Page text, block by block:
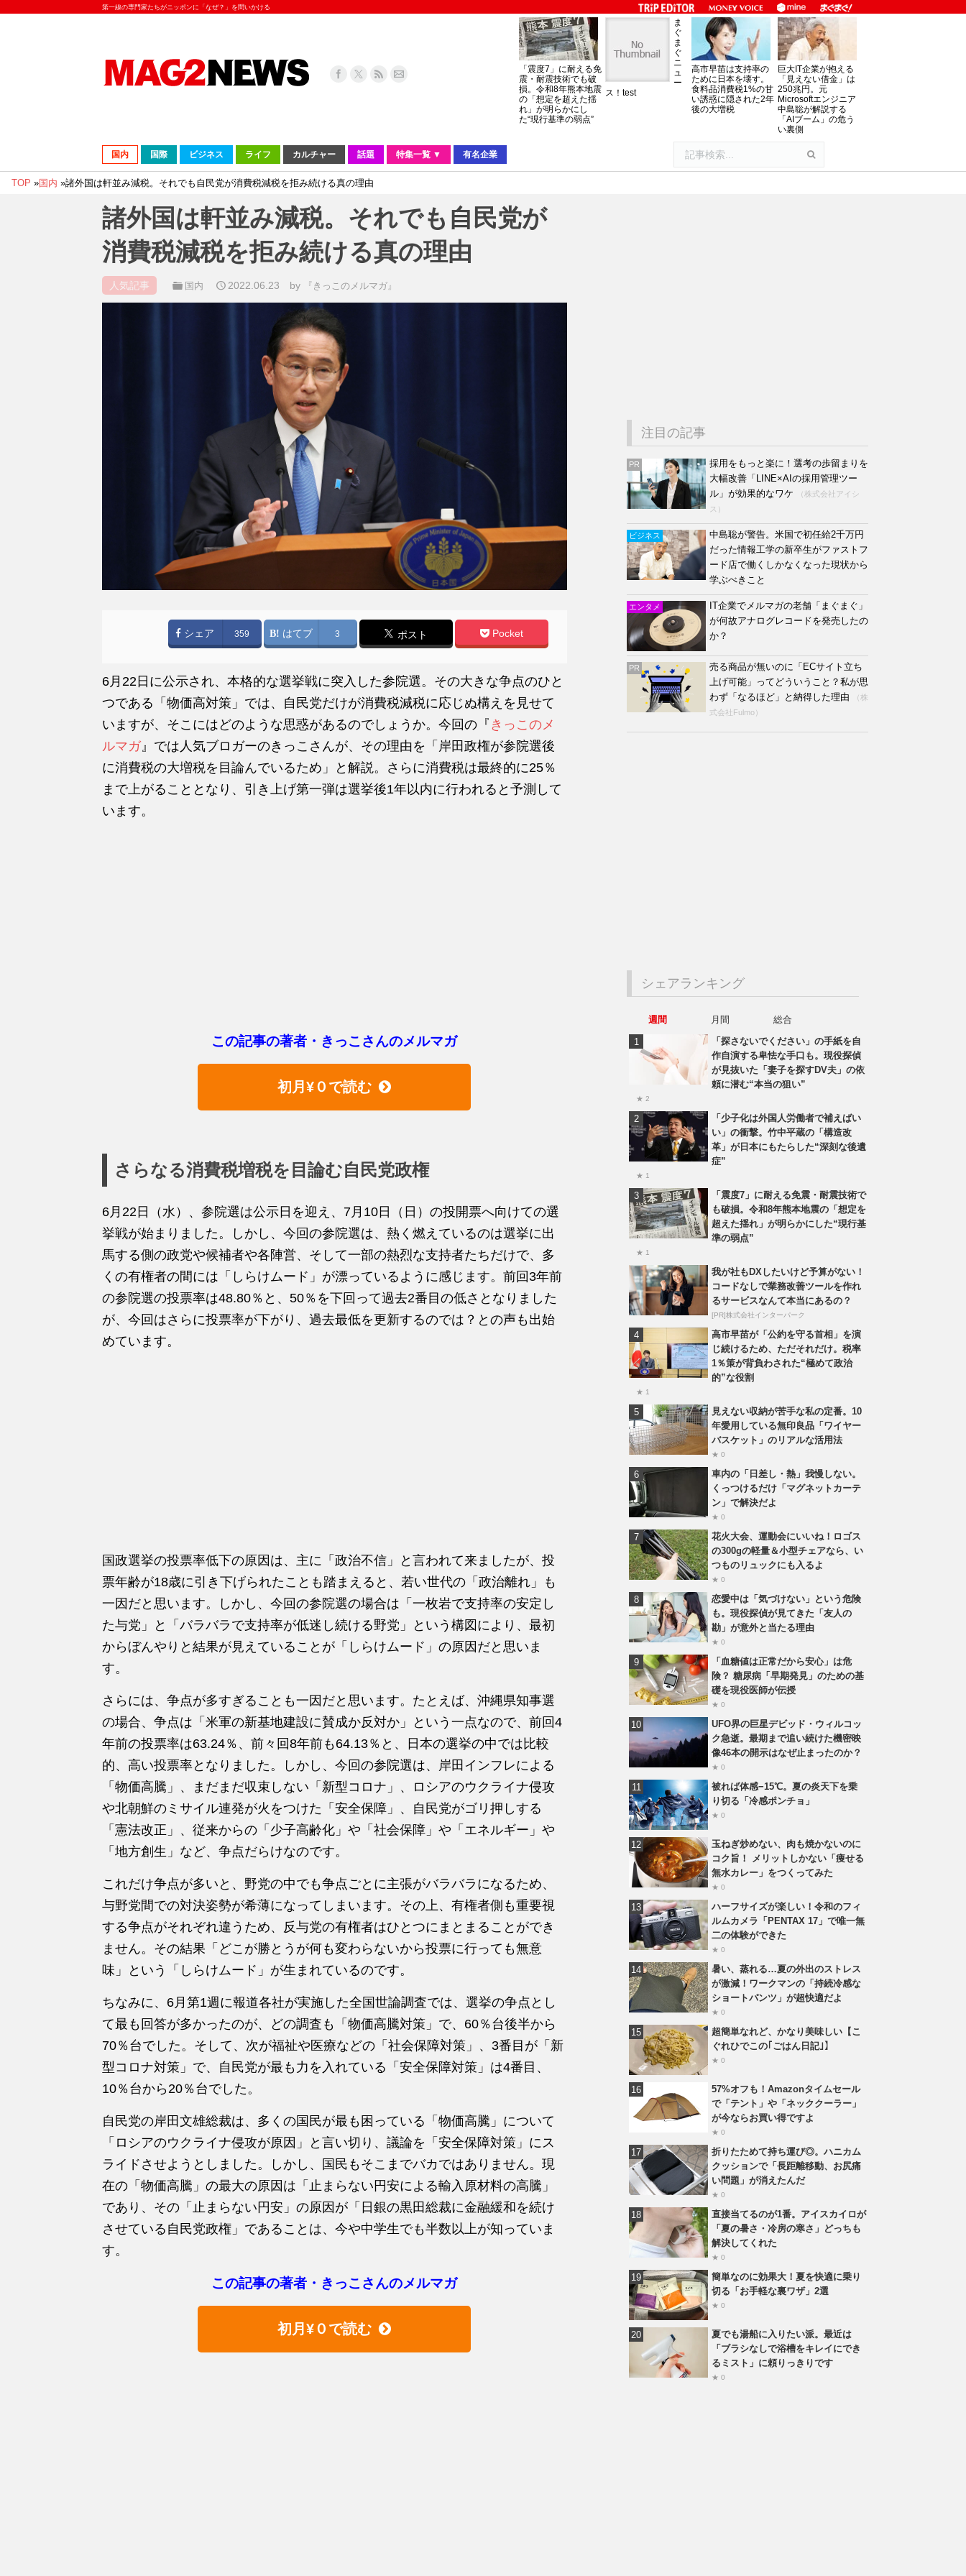
第一線の専門家たちがニッポンに「なぜ？」を問いかける
「震度7」に耐える免
震・耐震技術でも破
損。令和8年熊本地震
の「想定を超えた揺
れ」が明らかにし
た“現行基準の弱点”
ま
ぐ
ま
ぐ
ニ
ュ
ー
ス！test
高市早苗は支持率の
ために日本を壊す。
食料品消費税1%の甘
い誘惑に隠された2年
後の大増税
巨大IT企業が抱える
「見えない借金」は
250兆円。元
Microsoftエンジニア
中島聡が解説する
「AIブーム」の危う
い裏側
国内 国際 ビジネス ライフ カルチャー 話題 特集一覧 ▼ 有名企業
TOP »国内 »諸外国は軒並み減税。それでも自民党が消費税減税を拒み続ける真の理由
諸外国は軒並み減税。それでも自民党が
消費税減税を拒み続ける真の理由
人気記事 国内 2022.06.23 by 『きっこのメルマガ』
シェア 359 はてブ 3 ポスト Pocket
6月22日に公示され、本格的な選挙戦に突入した参院選。その大きな争点のひと
つである「物価高対策」では、自民党だけが消費税減税に応じぬ構えを見せて
いますが、そこにはどのような思惑があるのでしょうか。今回の『 きっこのメ
ルマガ』では人気ブロガーのきっこさんが、その理由を「岸田政権が参院選後
に消費税の大増税を目論んでいるため」と解説。さらに消費税は最終的に25％
まで上がることとなり、引き上げ第一弾は選挙後1年以内に行われると予測して
います。
この記事の著者・きっこさんのメルマガ
初月¥０で読む
さらなる消費税増税を目論む自民党政権
6月22日（水）、参院選は公示日を迎え、7月10日（日）の投開票へ向けての選
挙戦が始まりました。しかし、今回の参院選は、熱く燃えているのは選挙に出
馬する側の政党や候補者や各陣営、そして一部の熱烈な支持者たちだけで、多
くの有権者の間には「しらけムード」が漂っているように感じます。前回3年前
の参院選の投票率は48.80％と、50％を下回って過去2番目の低さとなりました
が、今回はさらに投票率が下がり、過去最低を更新するのでは？との声も出始
めています。
国政選挙の投票率低下の原因は、主に「政治不信」と言われて来ましたが、投
票年齢が18歳に引き下げられたことも踏まえると、若い世代の「政治離れ」も
一因だと思います。しかし、今回の参院選の場合は「一枚岩で支持率の安定し
た与党」と「バラバラで支持率が低迷し続ける野党」という構図により、最初
からぼんやりと結果が見えていることが「しらけムード」の原因だと思いま
す。
さらには、争点が多すぎることも一因だと思います。たとえば、沖縄県知事選
の場合、争点は「米軍の新基地建設に賛成か反対か」という一点なので、前回4
年前の投票率は63.24％、前々回8年前も64.13％と、日本の選挙の中では比較
的、高い投票率となりました。しかし、今回の参院選は、岸田インフレによる
「物価高騰」、まだまだ収束しない「新型コロナ」、ロシアのウクライナ侵攻
や北朝鮮のミサイル連発が火をつけた「安全保障」、自民党がゴリ押しする
「憲法改正」、従来からの「少子高齢化」や「社会保障」や「エネルギー」や
「地方創生」など、争点だらけなのです。
これだけ争点が多いと、野党の中でも争点ごとに主張がバラバラになるため、
与野党間での対決姿勢が希薄になってしまいます。その上、有権者側も重要視
する争点がそれぞれ違うため、反与党の有権者はひとつにまとまることができ
ません。その結果「どこが勝とうが何も変わらないから投票に行っても無意
味」という「しらけムード」が生まれているのです。
ちなみに、6月第1週に報道各社が実施した全国世論調査では、選挙の争点とし
て最も回答が多かったのが、どの調査も「物価高騰対策」で、60％台後半から
70％台でした。そして、次が福祉や医療などの「社会保障対策」、3番目が「新
型コロナ対策」で、自民党が最も力を入れている「安全保障対策」は4番目、
10％台から20％台でした。
自民党の岸田文雄総裁は、多くの国民が最も困っている「物価高騰」について
「ロシアのウクライナ侵攻が原因」と言い切り、議論を「安全保障対策」にス
ライドさせようとしました。しかし、国民もそこまでバカではありません。現
在の「物価高騰」の最大の原因は「止まらない円安による輸入原材料の高騰」
であり、その「止まらない円安」の原因が「日銀の黒田総裁に金融緩和を続け
させている自民党政権」であることは、今や中学生でも半数以上が知っていま
す。
この記事の著者・きっこさんのメルマガ
初月¥０で読む
注目の記事
PR
採用をもっと楽に！選考の歩留まりを
大幅改善「LINE×AIの採用管理ツー
ル」が効果的なワケ
（株式会社アイシ
ス）
ビジネス
中島聡が警告。米国で初任給2千万円
だった情報工学の新卒生がファストフ
ード店で働くしかなくなった現状から
学ぶべきこと
エンタメ
IT企業でメルマガの老舗「まぐまぐ」
が何故アナログレコードを発売したの
か？
PR
売る商品が無いのに「ECサイト立ち
上げ可能」ってどういうこと？私が思
わず「なるほど」と納得した理由
（株
式会社Fulmo）
シェアランキング
週間 月間
総合
「探さないでください」の手紙を自
作自演する卑怯な手口も。現役探偵
が見抜いた「妻子を探すDV夫」の依
頼に潜む“本当の狙い”
★ 2
「少子化は外国人労働者で補えばい
い」の衝撃。竹中平蔵の「構造改
革」が日本にもたらした“深刻な後遺
症”
★ 1
「震度7」に耐える免震・耐震技術で
も破損。令和8年熊本地震の「想定を
超えた揺れ」が明らかにした“現行基
準の弱点”
★ 1
我が社もDXしたいけど予算がない！
コードなしで業務改善ツールを作れ
るサービスなんて本当にあるの？
[PR]株式会社インターパーク
高市早苗が「公約を守る首相」を演
じ続けるため、ただそれだけ。税率
1％策が背負わされた“極めて政治
的”な役割
★ 1
見えない収納が苦手な私の定番。10
年愛用している無印良品「ワイヤー
バスケット」のリアルな活用法
★ 0
車内の「日差し・熱」我慢しない。
くっつけるだけ「マグネットカーテ
ン」で解決だよ
★ 0
花火大会、運動会にいいね！ロゴス
の300gの軽量＆小型チェアなら、い
つものリュックにも入るよ
★ 0
恋愛中は「気づけない」という危険
も。現役探偵が見てきた「友人の
勘」が意外と当たる理由
★ 0
「血糖値は正常だから安心」は危
険？ 糖尿病「早期発見」のための基
礎を現役医師が伝授
★ 0
UFO界の巨星デビッド・ウィルコッ
ク急逝。最期まで追い続けた機密映
像46本の開示はなぜ止まったのか？
★ 0
被れば体感−15℃。夏の炎天下を乗
り切る「冷感ポンチョ」
★ 0
玉ねぎ炒めない、肉も焼かないのに
コク旨！ メリットしかない「痩せる
無水カレー」をつくってみた
★ 0
ハーフサイズが楽しい！令和のフィ
ルムカメラ「PENTAX 17」で唯一無
二の体験ができた
★ 0
暑い、蒸れる…夏の外出のストレス
が激減！ワークマンの「持続冷感な
ショートパンツ」が超快適だよ
★ 0
超簡単なれど、かなり美味しい【こ
ぐれひでこの｢ごはん日記｣】
★ 0
57%オフも！Amazonタイムセール
で「テント」や「ネッククーラー」
が今ならお買い得ですよ
★ 0
折りたためて持ち運び◎。ハニカム
クッションで「長距離移動、お尻痛
い問題」が消えたんだ
★ 0
直接当てるのが1番。アイスカイロが
「夏の暑さ・冷房の寒さ」どっちも
解決してくれた
★ 0
簡単なのに効果大！夏を快適に乗り
切る「お手軽な裏ワザ」2選
★ 0
夏でも湯船に入りたい派。最近は
「ブラシなしで浴槽をキレイにでき
るミスト」に頼りっきりです
★ 0